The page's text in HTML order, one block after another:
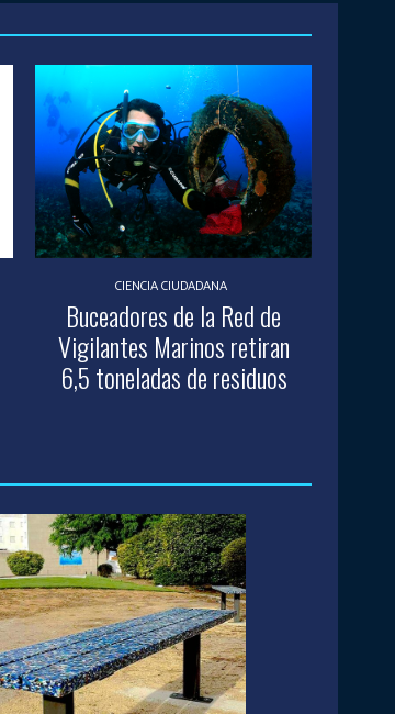
CIENCIA CIUDADANA
Buceadores de la Red de
Vigilantes Marinos retiran
6,5 toneladas de residuos